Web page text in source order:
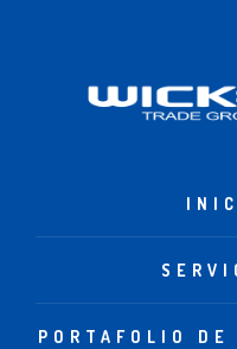
PORTAFOLIO DE